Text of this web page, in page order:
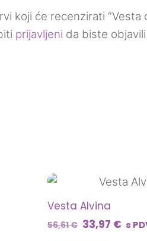
koji će recenzirati “Vesta
prijavljeni da biste
Vesta Alvina
56,61€ Izvorna
33,97 € s